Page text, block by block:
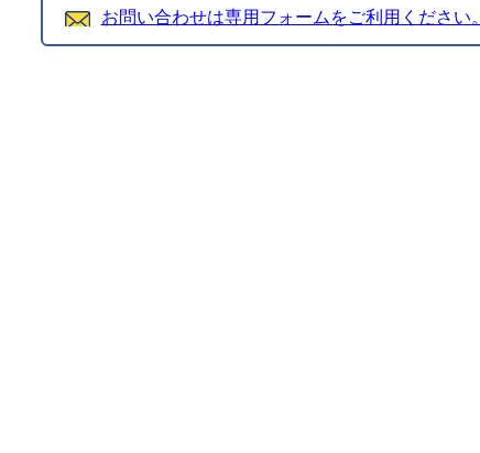
お問い合わせは専用フォームをご利用ください。